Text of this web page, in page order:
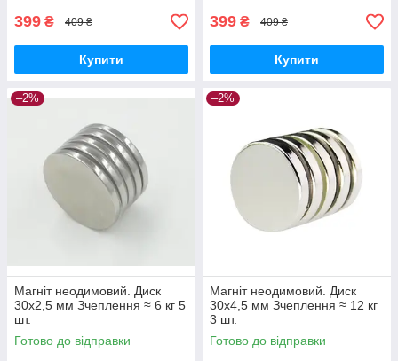
399 ₴ 409 ₴
Купити
399 ₴ 409 ₴
Купити
–2%
Магніт неодимовий. Диск
30x2,5 мм Зчеплення ≈ 6 кг 5
шт.
Готово до відправки
–2%
Магніт неодимовий. Диск
30x4,5 мм Зчеплення ≈ 12 кг
3 шт.
Готово до відправки